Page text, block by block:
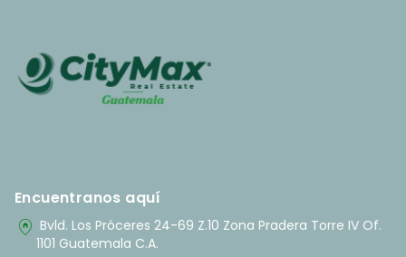
Encuentranos aquí
home_pin Bvld. Los Próceres 24-69 Z.10 Zona Pradera Torre IV Of.
1101 Guatemala C.A.